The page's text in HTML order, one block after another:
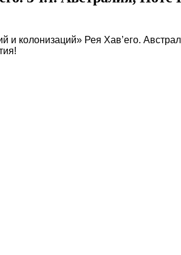
колонизаций» Рея Хав’его.